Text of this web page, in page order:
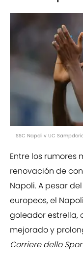
SSC Napoli v UC
Entre los rumores
renovación de
Napoli. A pesar
europeos, el
goleador estrella,
mejorado y
Corriere dello